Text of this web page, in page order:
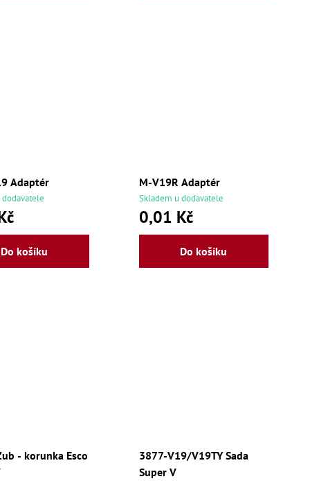
Adaptér
Do košíku
M-V19R Adaptér
Skladem u dodavatele
0,01 Kč
Do košíku
- korunka Esco
3877-V19/V19TY Sada
Super V